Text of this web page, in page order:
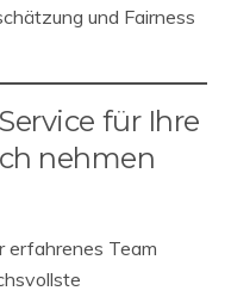
und Fairness
für Ihre
nehmen
erfahrenes Team